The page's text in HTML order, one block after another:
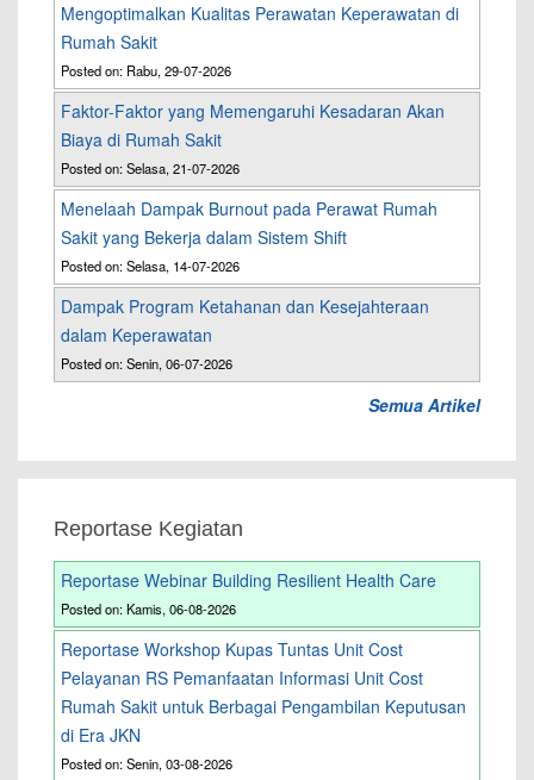
Mengoptimalkan Kualitas Perawatan Keperawatan di
Rumah Sakit
Posted on: Rabu, 29-07-2026
Faktor-Faktor yang Memengaruhi Kesadaran Akan
Biaya di Rumah Sakit
Posted on: Selasa, 21-07-2026
Menelaah Dampak Burnout pada Perawat Rumah
Sakit yang Bekerja dalam Sistem Shift
Posted on: Selasa, 14-07-2026
Dampak Program Ketahanan dan Kesejahteraan
dalam Keperawatan
Posted on: Senin, 06-07-2026
Semua Artikel
Reportase Kegiatan
Reportase Webinar Building Resilient Health Care
Posted on: Kamis, 06-08-2026
Reportase Workshop Kupas Tuntas Unit Cost
Pelayanan RS Pemanfaatan Informasi Unit Cost
Rumah Sakit untuk Berbagai Pengambilan Keputusan
di Era JKN
Posted on: Senin, 03-08-2026